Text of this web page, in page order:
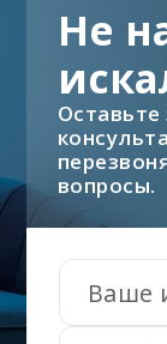
Не
Оставьте
вопросы.